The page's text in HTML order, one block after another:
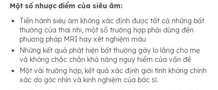
Một số nhược điểm của siêu âm:
Tiến hành siêu âm không xác định được tất cả những bất
thường của thai nhi, một số trường hợp phải dùng đến
phương pháp MRI hay xét nghiệm máu
Những kết quả phát hiện bất thường gây lo lắng cho mẹ
và không chắc chắn khả năng nguy hiểm của vấn đề
Một vài trường hợp, kết quả xác định giới tính không chính
xác do góc nhìn và kinh nghiệm của bác sĩ.